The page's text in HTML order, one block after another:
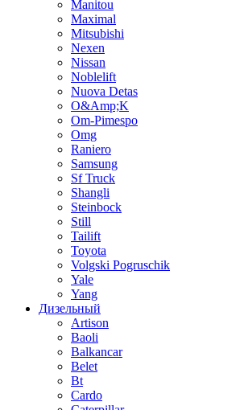
Manitou
Maximal
Mitsubishi
Nexen
Nissan
Noblelift
Nuova Detas
O&Amp;K
Om-Pimespo
Omg
Raniero
Samsung
Sf Truck
Shangli
Steinbock
Still
Tailift
Toyota
Volgski Pogruschik
Yale
Yang
Дизельный
Artison
Baoli
Balkancar
Belet
Bt
Cardo